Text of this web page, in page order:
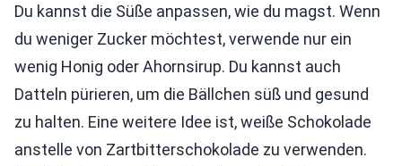
Du kannst die Süße anpassen, wie du magst. Wenn
du weniger Zucker möchtest, verwende nur ein
wenig Honig oder Ahornsirup. Du kannst auch
Datteln pürieren, um die Bällchen süß und gesund
zu halten. Eine weitere Idee ist, weiße Schokolade
anstelle von Zartbitterschokolade zu verwenden.